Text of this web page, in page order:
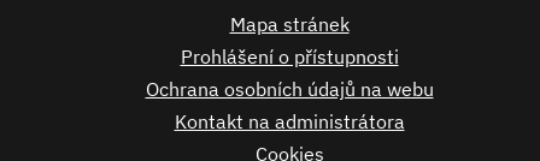
Mapa stránek
Prohlášení o přístupnosti
Ochrana osobních údajů na webu
Kontakt na administrátora
Cookies